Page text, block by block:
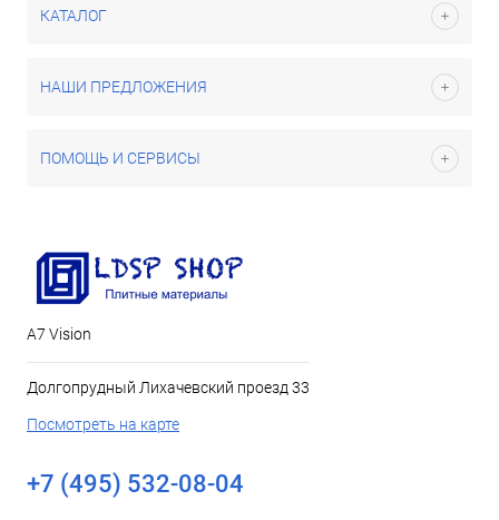
КАТАЛОГ
НАШИ ПРЕДЛОЖЕНИЯ
ПОМОЩЬ И СЕРВИСЫ
А7 Vision
Долгопрудный Лихачевский проезд 33
Посмотреть на карте
+7 (495) 532-08-04